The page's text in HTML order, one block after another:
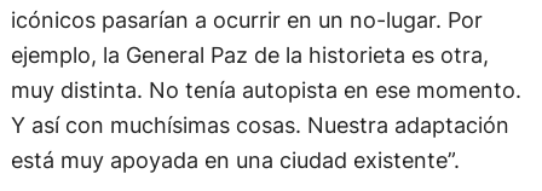
icónicos pasarían a ocurrir en un no-lugar. Por
ejemplo, la General Paz de la historieta es otra,
muy distinta. No tenía autopista en ese momento.
Y así con muchísimas cosas. Nuestra adaptación
está muy apoyada en una ciudad existente”.